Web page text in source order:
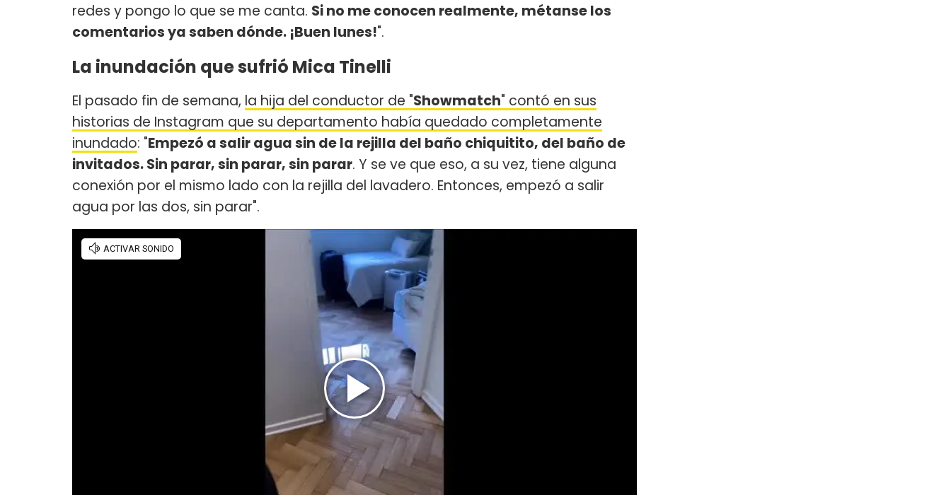
redes y pongo lo que se me canta. Si no me conocen realmente, métanse los
comentarios ya saben dónde. ¡Buen lunes!".
La inundación que sufrió Mica Tinelli
El pasado fin de semana, la hija del conductor de "Showmatch" contó en sus
historias de Instagram que su departamento había quedado completamente
inundado: "Empezó a salir agua sin de la rejilla del baño chiquitito, del baño de
invitados. Sin parar, sin parar, sin parar. Y se ve que eso, a su vez, tiene alguna
conexión por el mismo lado con la rejilla del lavadero. Entonces, empezó a salir
agua por las dos, sin parar".